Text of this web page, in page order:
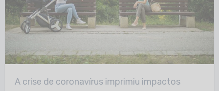
A crise de coronavírus imprimiu impactos